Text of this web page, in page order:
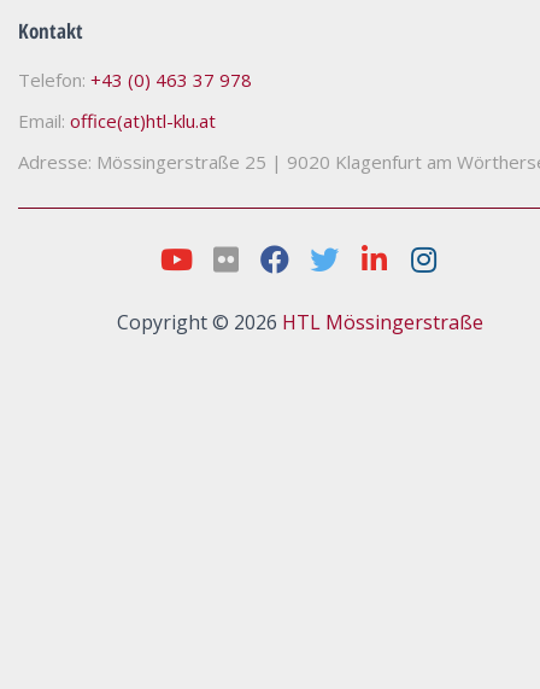
Kontakt
Telefon: +43 (0) 463 37 978
Email: office(at)htl-klu.at
Adresse: Mössingerstraße 25 | 9020 Klagenfurt am
Copyright © 2026 HTL Mössingerstraße